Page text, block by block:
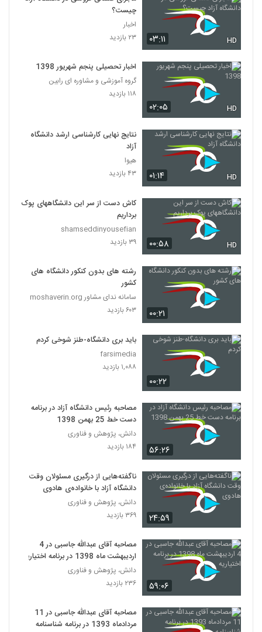
مصاحبه رئیس دانشگاه آزاد در برنامه دست خط
۰۳:۱۱ HD
چیست؟
اخبار
۲۳ بازدید
۰۲:۰۵ HD
اخبار تحصیلی پنجم شهریور 1398
گروه آموزشی و مشاوره ای رابین
۱۱۸ بازدید
۰۱:۱۴ HD
نتایج نهایی کارشناسی ارشد دانشگاه
آزاد
هیوا
۴۳ بازدید
۰۰:۵۸ HD
کاش دست از سر این دانشگاههای پوک
برداریم
shamseddinyousefian
۳۹ بازدید
۰۰:۲۱
رشته های بدون کنکور دانشگاه های
کشور
سامانه ندای مشاور moshaverin.org
۶۰۳ بازدید
۰۰:۲۲
باید بری دانشگاه-طنز شوخی کردم
farsimedia
۱,۰۸۸ بازدید
۵۶:۲۶
مصاحبه رئیس دانشگاه آزاد در برنامه
دست خط 25 بهمن 1398
دانش، پژوهش و فناوری
۱۸۴ بازدید
۲۴:۵۹
ناگفته‌هایی از درگیری مسئولان وقت
دانشگاه آزاد با خانواده‌ی هادوی
دانش، پژوهش و فناوری
۳۶۹ بازدید
۵۹:۰۶
مصاحبه آقای عبدالله جاسبی در 4
اردیبهشت ماه 1398 در برنامه اختیاریه
دانش، پژوهش و فناوری
۲۳۶ بازدید
مصاحبه آقای عبدالله جاسبی در 11
مردادماه 1393 در برنامه شناسنامه